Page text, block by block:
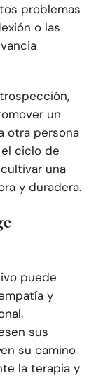
problemas
o las
un
otra persona
ciclo de
una
y duradera.
puede
y
sus
su camino
la terapia y